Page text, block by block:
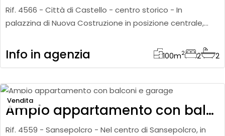
Rif. 4566 - Città di Castello - centro storico - In
palazzina di Nuova Costruzione in posizione centrale,
secondo con
Info in agenzia 100m2 2 2
Vendita
Ampio appartamento con balconi e garage
Rif. 4559 - Sansepolcro - Nel centro di Sansepolcro, in